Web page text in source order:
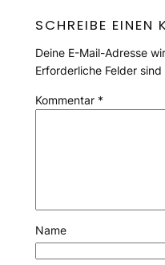
SCHREIBE EINEN
Deine E-Mail-Adresse
Erforderliche Felder sind
Kommentar *
Name